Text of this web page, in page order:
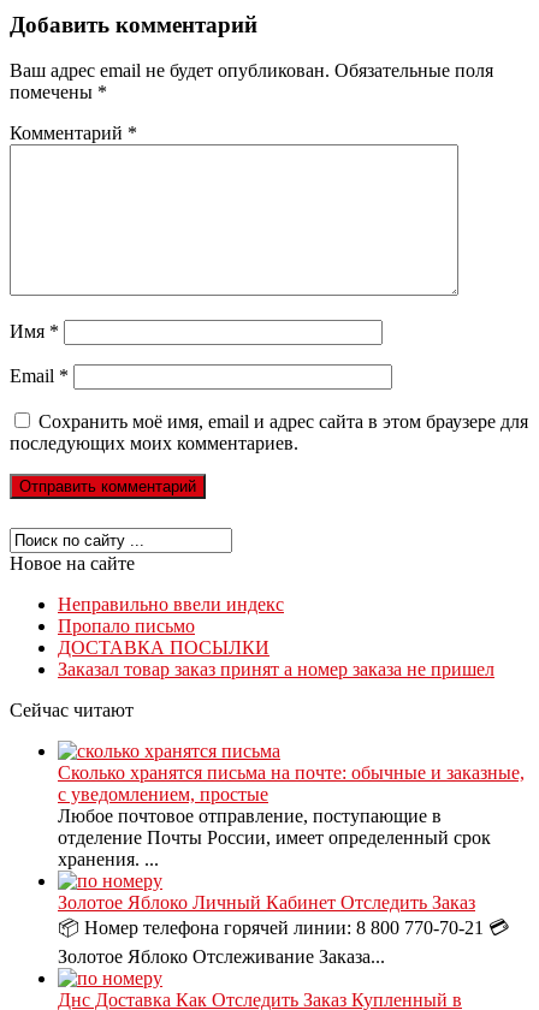
Добавить комментарий
Ваш адрес email не будет опубликован. Обязательные поля
помечены *
Комментарий *
Имя *
Email *
Сохранить моё имя, email и адрес сайта в этом браузере для
последующих моих комментариев.
Новое на сайте
Неправильно ввели индекс
Пропало письмо
ДОСТАВКА ПОСЫЛКИ
Заказал товар заказ принят а номер заказа не пришел
Сейчас читают
Сколько хранятся письма на почте: обычные и заказные,
с уведомлением, простые
Любое почтовое отправление, поступающие в
отделение Почты России, имеет определенный срок
хранения. ...
Золотое Яблоко Личный Кабинет Отследить Заказ
📦 Номер телефона горячей линии: 8 800 770-70-21 💳
Золотое Яблоко Отслеживание Заказа...
Днс Доставка Как Отследить Заказ Купленный в